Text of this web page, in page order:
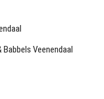
Veenendaal